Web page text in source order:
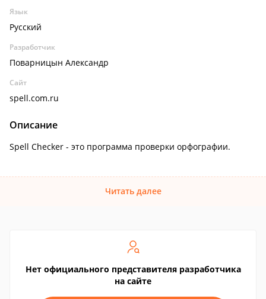
Язык
Русский
Разработчик
Поварницын Александр
Сайт
spell.com.ru
Описание
Spell Checker - это программа проверки орфографии.
Читать далее
Нет официального представителя разработчика
на сайте